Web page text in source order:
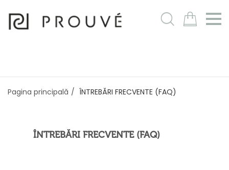
m
Pagina principală ÎNTREBĂRI FRECVENTE (FAQ)
ÎNTREBĂRI FRECVENTE (FAQ)